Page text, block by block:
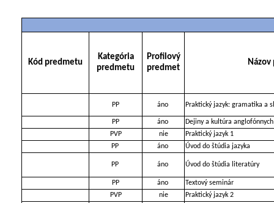
Kód predmetu
Kategória
predmetu
Profilový
predmet
Názov
PP áno Praktický jazyk: gramatika a
PP áno
Dejiny a kultúra
PVP
nie
Praktický jazyk 1
PP
áno Úvod do štúdia jazyka
PP áno Úvod do štúdia literatúry
PP áno
Textový seminár
PVP
nie
Praktický jazyk 2